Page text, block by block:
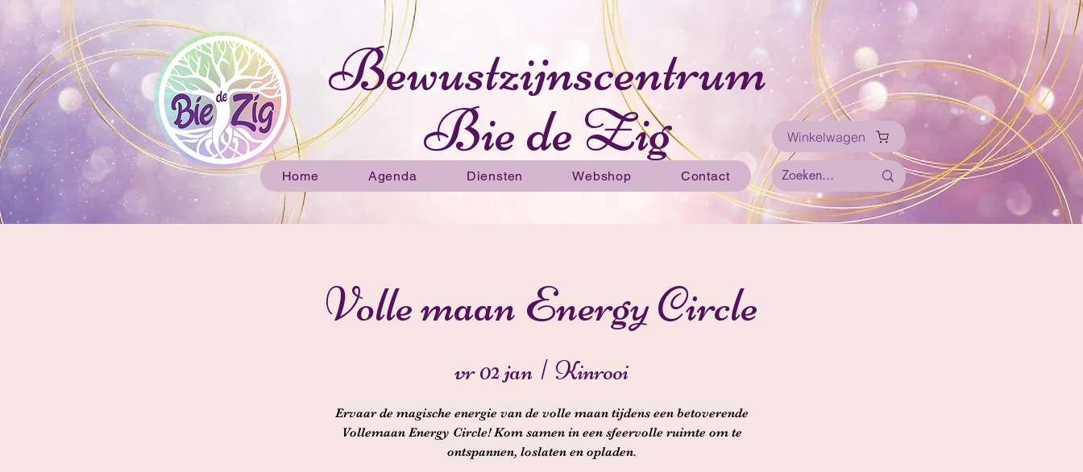
Bewustzijnscentrum
Bie de Zig
Home Agenda Diensten Webshop Contact
Winkelwagen
Volle maan Energy Circle
vr 02 jan
  |
Kinrooi
Ervaar de magische energie van de volle maan tijdens een betoverende
Vollemaan Energy Circle! Kom samen in een sfeervolle ruimte om te
ontspannen, loslaten en opladen.